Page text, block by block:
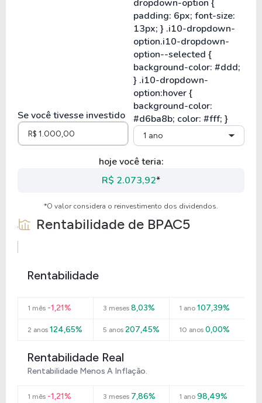
Se você tivesse investido
1 ano
hoje você teria:
R$ 2.073,92*
*O valor considera o reinvestimento dos dividendos.
Rentabilidade de BPAC5
Rentabilidade
1 mês -1,21% 3 meses 8,03% 1 ano107,39%
2 anos 124,65% 5 anos 207,45% 10 anos0,00%
Rentabilidade Real
Rentabilidade Menos A Inflação.
1 mês -1,21% 3 meses 7,86% 1 ano98,49%